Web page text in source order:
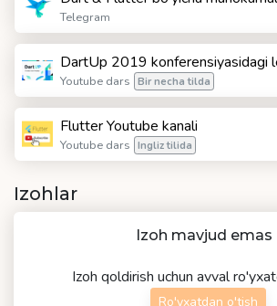
Telegram
DartUp 2019 konferensiyasidagi
Youtube dars Bir necha tilda
Flutter Youtube kanali
Youtube dars Ingliz tilida
Izohlar
Izoh mavjud emas
Izoh qoldirish uchun avval
Ro'yxatdan o'tish